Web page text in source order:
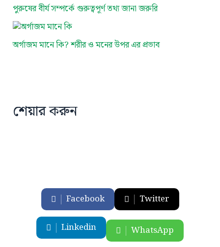
পুরুষের বীর্য সম্পর্কে গুরুত্বপূর্ণ তথ্য জানা জরুরি
অর্গাজম মানে কি? শরীর ও মনের উপর এর প্রভাব
শেয়ার করুন
Facebook Twitter
Linkedin WhatsApp